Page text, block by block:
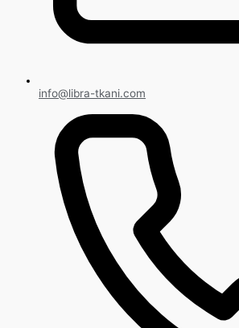
info@libra-tkani.com